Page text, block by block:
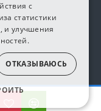
Все права защищены
с
статистики
и улучшения
ОТКАЗЫВАЮСЬ